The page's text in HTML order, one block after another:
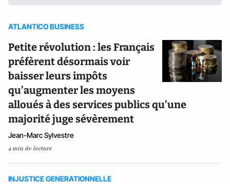
ATLANTICO BUSINESS
Petite révolution : les Français
préfèrent désormais voir
baisser leurs impôts
qu’augmenter les moyens
alloués à des services publics qu’une
majorité juge sévèrement
Jean-Marc Sylvestre
4 min de lecture
INJUSTICE GENERATIONNELLE